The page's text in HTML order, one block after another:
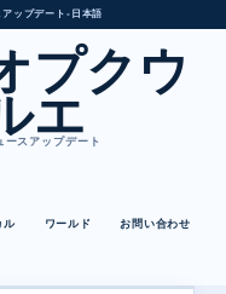
ップデート • 日本語
プクウ
エ
スアップデート
ル ワールド お問い合わせ